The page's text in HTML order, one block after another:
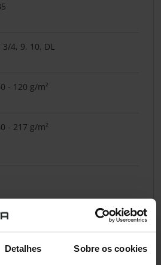
Detalhes Sobre os cookies
3/4, 9, 10, DL
- 120 g/m²
- 217 g/m²
Sim